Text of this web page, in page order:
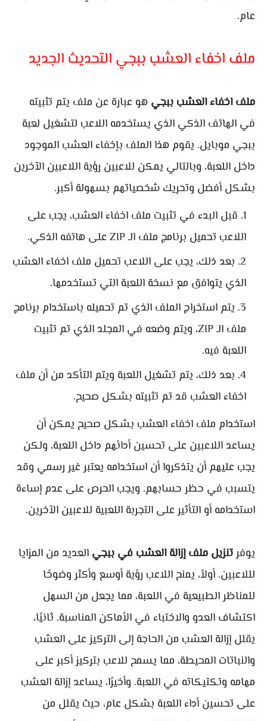
عام.
ملف اخفاء العشب ببجي التحديث الجديد
ملف اخفاء العشب ببجي هو عبارة عن ملف يتم تثبيته
في الهاتف الذكي الذي يستخدمه اللاعب لتشغيل لعبة
ببجي موبايل. يقوم هذا الملف بإخفاء العشب الموجود
داخل اللعبة، وبالتالي يمكن للاعبين رؤية اللاعبين الآخرين
بشكل أفضل وتحريك شخصياتهم بسهولة أكبر.
قبل البدء في تثبيت ملف اخفاء العشب، يجب على
اللاعب تحميل برنامج ملف الـ ZIP على هاتفه الذكي.
بعد ذلك، يجب على اللاعب تحميل ملف اخفاء العشب
الذي يتوافق مع نسخة اللعبة التي تستخدمها.
يتم استخراج الملف الذي تم تحميله باستخدام برنامج
ملف الـ ZIP، ويتم وضعه في المجلد الذي تم تثبيت
اللعبة فيه.
بعد ذلك، يتم تشغيل اللعبة ويتم التأكد من أن ملف
اخفاء العشب قد تم تثبيته بشكل صحيح.
استخدام ملف اخفاء العشب بشكل صحيح يمكن أن
يساعد اللاعبين على تحسين أدائهم داخل اللعبة، ولكن
يجب عليهم أن يتذكروا أن استخدامه يعتبر غير رسمي وقد
يتسبب في حظر حسابهم. ويجب الحرص على عدم إساءة
استخدامه أو التأثير على التجربة اللعبية للاعبين الآخرين.
يوفرتنزيل ملف إزالة العشب في ببجي العديد من المزايا
لللاعبين. أولاً، يمنح اللاعب رؤية أوسع وأكثر وضوحًا
للمناظر الطبيعية في اللعبة، مما يجعل من السهل
اكتشاف العدو والاختباء في الأماكن المناسبة. ثانيًا،
يقلل إزالة العشب من الحاجة إلى التركيز على العشب
والنباتات المحيطة، مما يسمح للاعب بتركيز أكبر على
مهامه وتكتيكاته في اللعبة. وأخيرًا، يساعد إزالة العشب
على تحسين أداء اللعبة بشكل عام، حيث يقلل من